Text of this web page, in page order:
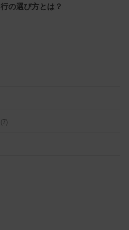
行の選び方とは？
(7)